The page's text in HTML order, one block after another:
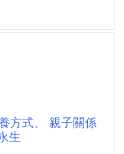
方式、 親子關係
生